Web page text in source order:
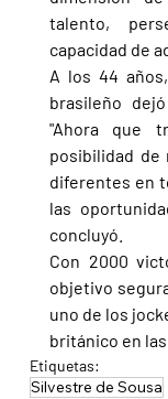
talento,
capacidad de
A los 44
brasileño
"Ahora que
posibilidad de
diferentes en
las
concluyó.
Con 2000
objetivo
uno de los
británico en
Etiquetas:
Silvestre de Sousa